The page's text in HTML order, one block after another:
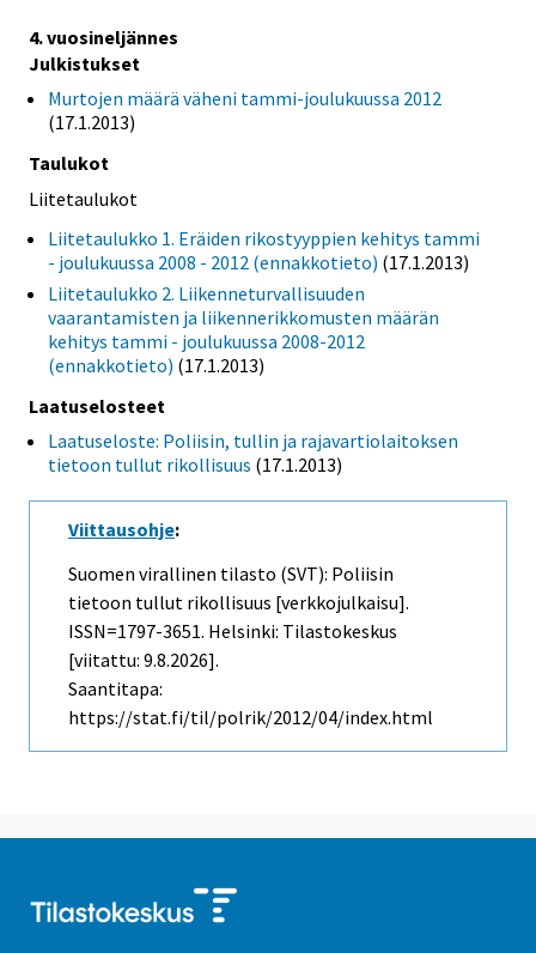
4. vuosineljännes
Julkistukset
Murtojen määrä väheni tammi-joulukuussa 2012
(17.1.2013)
Taulukot
Liitetaulukot
Liitetaulukko 1. Eräiden rikostyyppien kehitys tammi
- joulukuussa 2008 - 2012 (ennakkotieto) (17.1.2013)
Liitetaulukko 2. Liikenneturvallisuuden
vaarantamisten ja liikennerikkomusten määrän
kehitys tammi - joulukuussa 2008-2012
(ennakkotieto) (17.1.2013)
Laatuselosteet
Laatuseloste: Poliisin, tullin ja rajavartiolaitoksen
tietoon tullut rikollisuus (17.1.2013)
Viittausohje:
Suomen virallinen tilasto (SVT): Poliisin
tietoon tullut rikollisuus [verkkojulkaisu].
ISSN=1797-3651. Helsinki: Tilastokeskus
[viitattu: 9.8.2026].
Saantitapa:
https://stat.fi/til/polrik/2012/04/index.html